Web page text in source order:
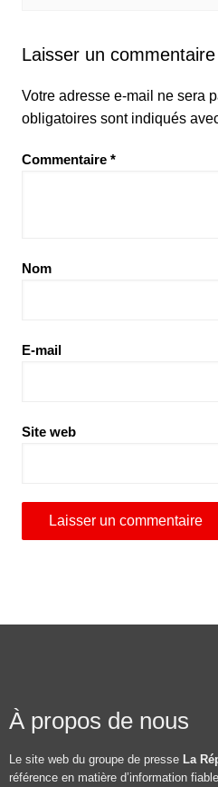
Laisser un commentaire
Votre adresse e-mail ne sera
obligatoires sont indiqués
Commentaire *
Nom
E-mail
Site web
À propos de nous
Le site web du groupe de presse La
référence en matière d’information